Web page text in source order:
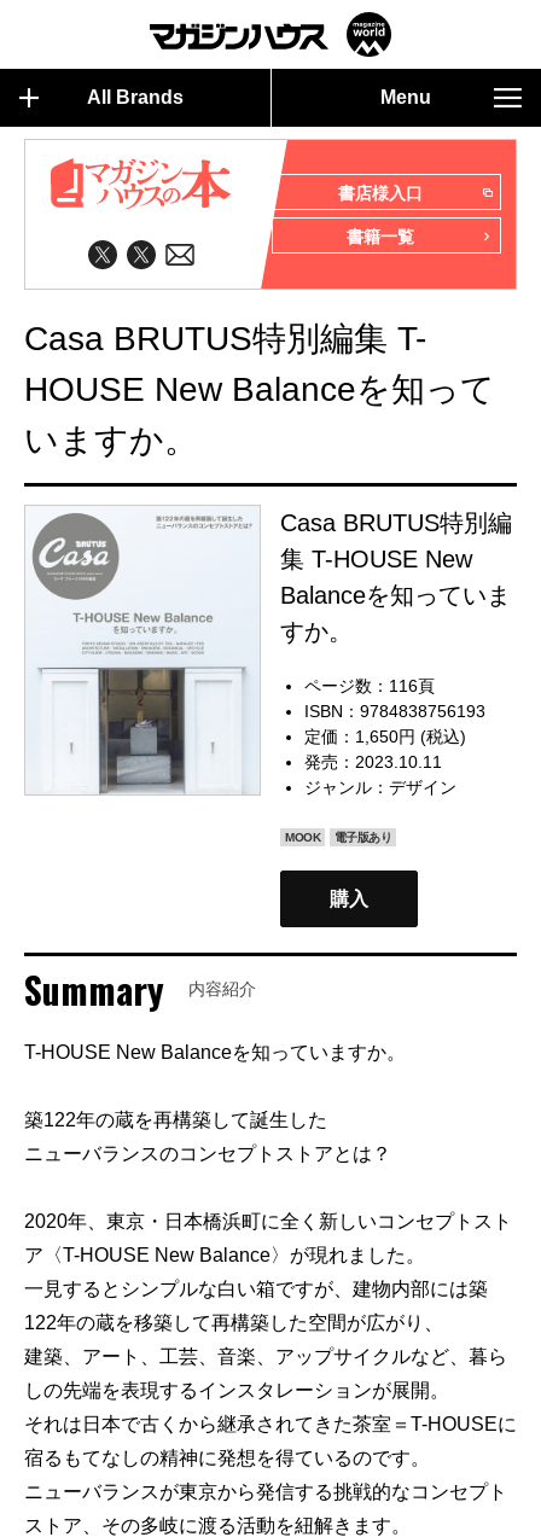
All Brands Menu
書店様入口
書籍一覧
Casa BRUTUS特別編集 T-
HOUSE New Balanceを知って
いますか。
Casa BRUTUS特別編
集 T-HOUSE New
Balanceを知っていま
すか。
ページ数：116頁
ISBN：9784838756193
定価：1,650円 (税込)
発売：2023.10.11
ジャンル：デザイン
MOOK 電子版あり
購入
Summary 内容紹介
T-HOUSE New Balanceを知っていますか。
築122年の蔵を再構築して誕生した
ニューバランスのコンセプトストアとは？
2020年、東京・日本橋浜町に全く新しいコンセプトスト
ア〈T-HOUSE New Balance〉が現れました。
一見するとシンプルな白い箱ですが、建物内部には築
122年の蔵を移築して再構築した空間が広がり、
建築、アート、工芸、音楽、アップサイクルなど、暮ら
しの先端を表現するインスタレーションが展開。
それは日本で古くから継承されてきた茶室＝T-HOUSEに
宿るもてなしの精神に発想を得ているのです。
ニューバランスが東京から発信する挑戦的なコンセプト
ストア、その多岐に渡る活動を紐解きます。